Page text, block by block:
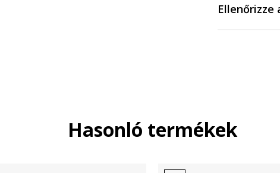
Ellenőrizze
Hasonló termékek